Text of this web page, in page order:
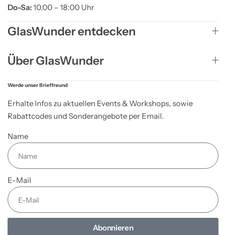
Do-Sa:10.00 – 18:00 Uhr
GlasWunder entdecken
Über GlasWunder
Werde unser Brieffreund
Erhalte Infos zu aktuellen Events & Workshops, sowie
Rabattcodes und Sonderangebote per Email.
Name
E-Mail
Abonnieren